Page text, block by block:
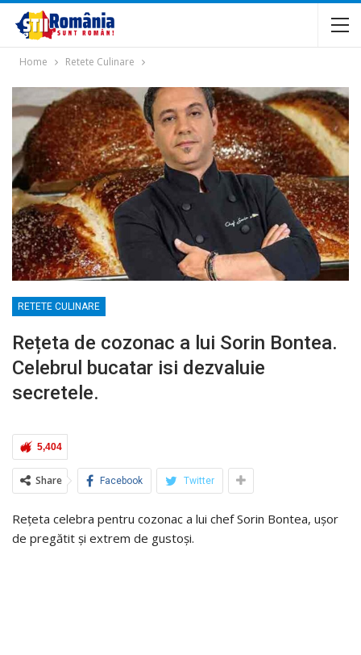
Home Retete Culinare
RETETE CULINARE
Rețeta de cozonac a lui Sorin Bontea.
Celebrul bucatar isi dezvaluie
secretele.
5,404
Share Facebook Twitter
Rețeta celebra pentru cozonac a lui chef Sorin Bontea, ușor
de pregătit și extrem de gustoși.